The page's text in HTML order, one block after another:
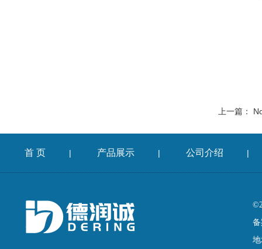
上一篇：
首 页 | 产品展示 | 公司介绍 |
备